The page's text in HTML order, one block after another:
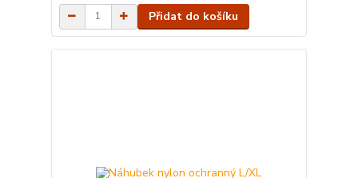
Přidat do košíku